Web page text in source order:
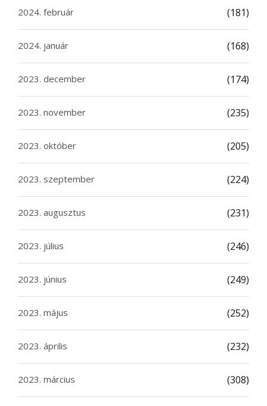
2024. február (181)
2024. január (168)
2023. december (174)
2023. november (235)
2023. október (205)
2023. szeptember (224)
2023. augusztus (231)
2023. július (246)
2023. június (249)
2023. május (252)
2023. április (232)
2023. március (308)